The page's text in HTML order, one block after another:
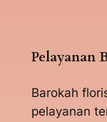
Pelayanan
Barokah
pelayanan